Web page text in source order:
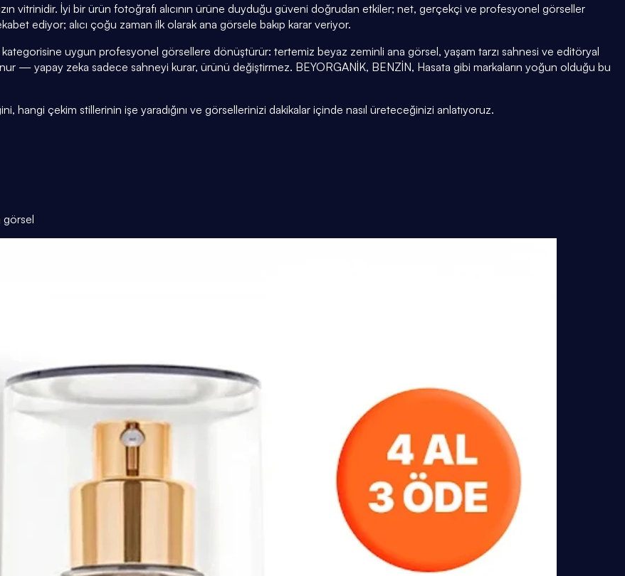
vitrinidir. İyi bir ürün fotoğrafı alıcının ürüne duyduğu güveni doğrudan etkiler; net, gerçekçi ve profesyonel görseller
ediyor; alıcı çoğu zaman ilk olarak ana görsele bakıp karar veriyor.
uygun profesyonel görsellere dönüştürür: tertemiz beyaz zeminli ana görsel, yaşam tarzı sahnesi ve editöryal
— yapay zeka sadece sahneyi kurar, ürünü değiştirmez. BEYORGANİK, BENZİN, Hasata gibi markaların yoğun olduğu bu
çekim stillerinin işe yaradığını ve görsellerinizi dakikalar içinde nasıl üreteceğinizi anlatıyoruz.
görsel